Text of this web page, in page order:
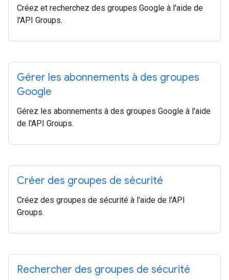
Créez et recherchez des groupes Google à l'aide de
l'API Groups.
Gérer les abonnements à des groupes
Google
Gérez les abonnements à des groupes Google à l'aide
de l'API Groups.
Créer des groupes de sécurité
Créez des groupes de sécurité à l'aide de l'API
Groups.
Rechercher des groupes de sécurité